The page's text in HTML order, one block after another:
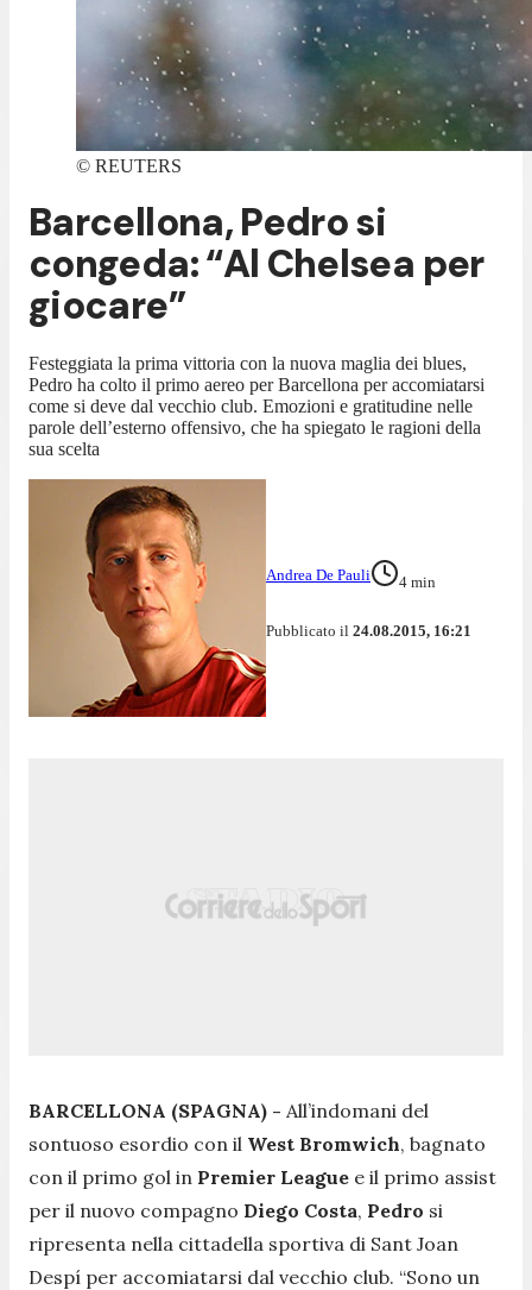
© REUTERS
Barcellona, Pedro si
congeda: “Al Chelsea per
giocare”
Festeggiata la prima vittoria con la nuova maglia dei blues,
Pedro ha colto il primo aereo per Barcellona per accomiatarsi
come si deve dal vecchio club. Emozioni e gratitudine nelle
parole dell’esterno offensivo, che ha spiegato le ragioni della
sua scelta
Andrea De Pauli 4 min
Pubblicato il 24.08.2015, 16:21
BARCELLONA (SPAGNA) - All’indomani del
sontuoso esordio con il West Bromwich, bagnato
con il primo gol in Premier League e il primo assist
per il nuovo compagno Diego Costa, Pedro si
ripresenta nella cittadella sportiva di Sant Joan
Despí per accomiatarsi dal vecchio club. “Sono un